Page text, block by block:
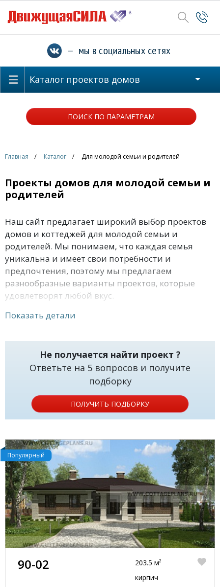
— мы в социальных сетях
Каталог проектов домов
ПОИСК ПО ПАРАМЕТРАМ
Главная Каталог Для молодой семьи и родителей
Проекты домов для молодой семьи и
родителей
Наш сайт предлагает широкий выбор проектов
домов и коттеджей для молодой семьи и
родителей. Мы понимаем, что каждая семья
уникальна и имеет свои потребности и
предпочтения, поэтому мы предлагаем
разнообразные варианты проектов, которые
удовлетворят любой вкус.
Мы также предлагаем индивидуальный подход к
проект под ваши потребности и пожелания.
Обращайтесь к нам, чтобы выбрать проект
своего дома или коттеджа и начать
строительство вашей мечты.
Показать детали
Не получается найти проект ?
Ответьте на 5 вопросов и получите
подборку
ПОЛУЧИТЬ ПОДБОРКУ
Популярный
90-02
203.5 м²
кирпич